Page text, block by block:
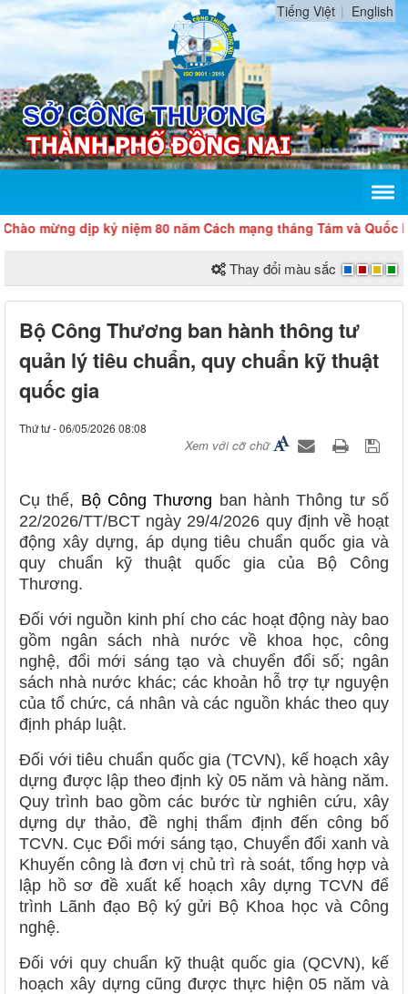
Tiếng Việt English
dịp kỷ niệm 80 năm Cách mạng tháng Tám và Quốc khánh
Thay đổi màu sắc
Bộ Công Thương ban hành thông tư
quản lý tiêu chuẩn, quy chuẩn kỹ thuật
quốc gia
Thứ tư - 06/05/2026 08:08
Xem với cỡ chữ
Cụ thể, Bộ Công Thương ban hành Thông tư số
22/2026/TT/BCT ngày 29/4/2026 quy định về hoạt
động xây dựng, áp dụng tiêu chuẩn quốc gia và
quy chuẩn kỹ thuật quốc gia của Bộ Công
Thương.
Đối với nguồn kinh phí cho các hoạt động này bao
gồm ngân sách nhà nước về khoa học, công
nghệ, đổi mới sáng tạo và chuyển đổi số; ngân
sách nhà nước khác; các khoản hỗ trợ tự nguyện
của tổ chức, cá nhân và các nguồn khác theo quy
định pháp luật.
Đối với tiêu chuẩn quốc gia (TCVN), kế hoạch xây
dựng được lập theo định kỳ 05 năm và hàng năm.
Quy trình bao gồm các bước từ nghiên cứu, xây
dựng dự thảo, đề nghị thẩm định đến công bố
TCVN. Cục Đổi mới sáng tạo, Chuyển đổi xanh và
Khuyến công là đơn vị chủ trì rà soát, tổng hợp và
lập hồ sơ đề xuất kế hoạch xây dựng TCVN để
trình Lãnh đạo Bộ ký gửi Bộ Khoa học và Công
nghệ.
Đối với quy chuẩn kỹ thuật quốc gia (QCVN), kế
hoạch xây dựng cũng được thực hiện 05 năm và